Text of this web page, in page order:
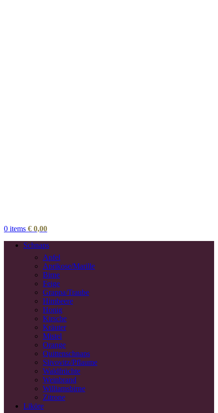
0 items € 0,00
Schnaps
Apfel
Aprikose/Marille
Birne
Feige
Grappa/Traube
Himbeere
Honig
Kirsche
Kräuter
Mistel
Orange
Quittenschnaps
Slivovitz/Pflaume
Waldfrüchte
Weinbrand
Williamsbirne
Zitrone
Liköre